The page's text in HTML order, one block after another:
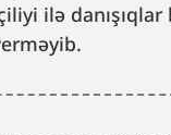
ilə